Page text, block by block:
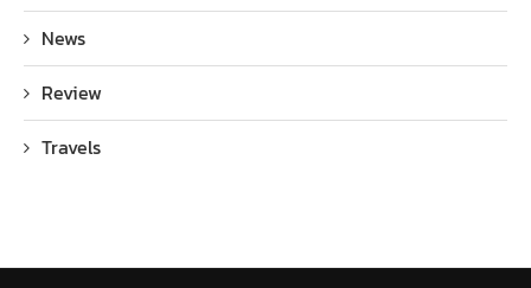
News
Review
Travels